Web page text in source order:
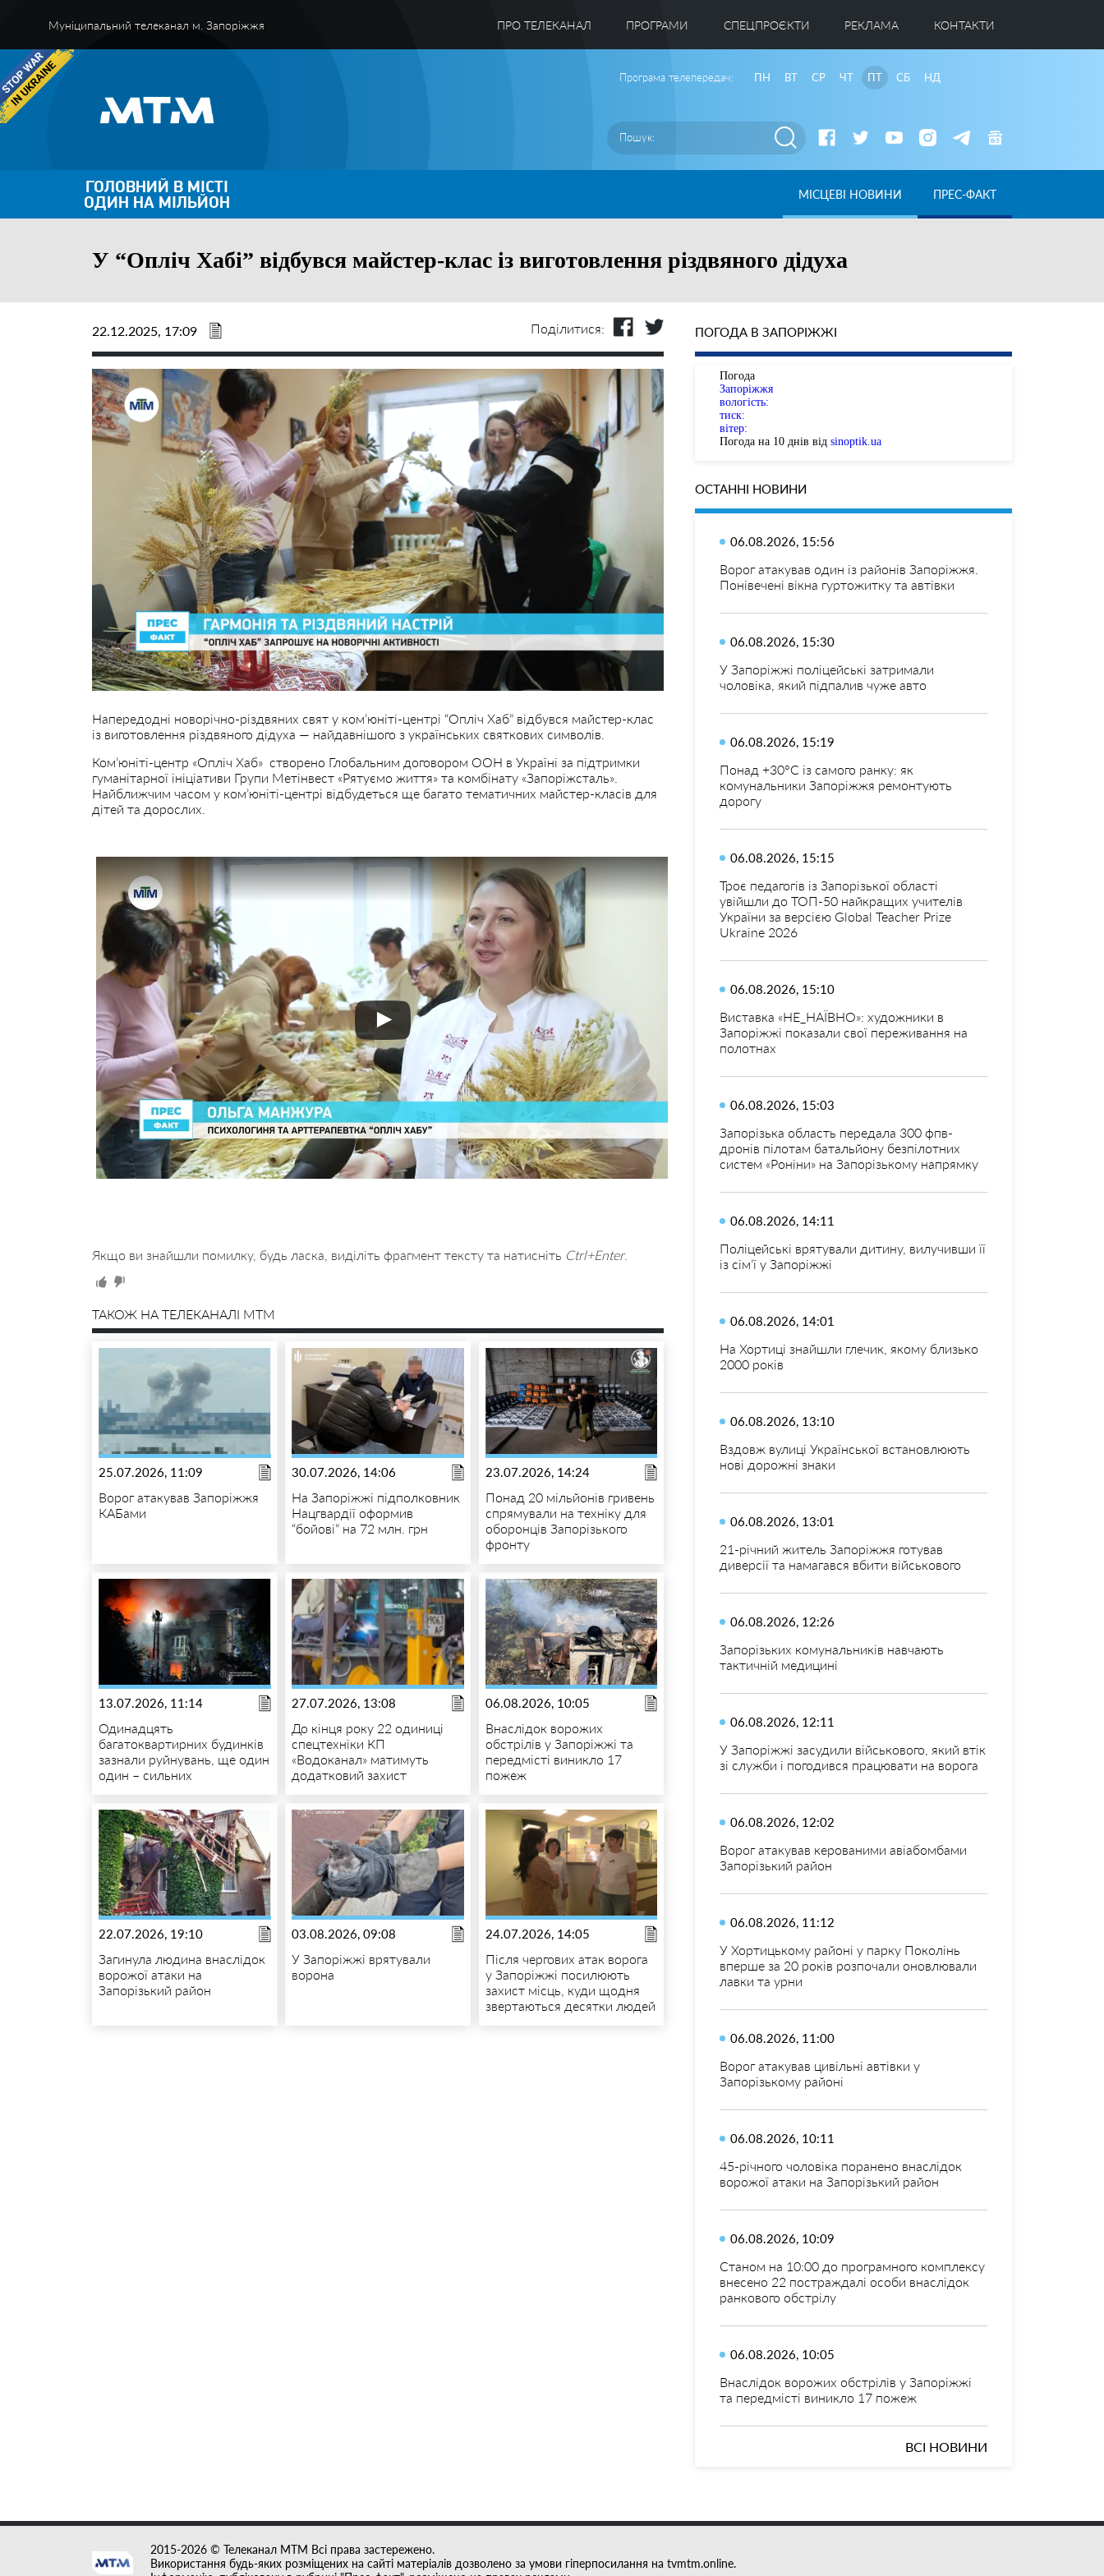
Муніципальний телеканал м. Запоріжжя ПРО ТЕЛЕКАНАЛ ПРОГРАМИ CПЕЦПРОЄКТИ РЕКЛАМА КОНТАКТИ
Програма телепередач: ПН ВТ СР ЧТ ПТ СБ НД
ГОЛОВНИЙ В МІСТІ
ОДИН НА МІЛЬЙОН МІСЦЕВІ НОВИНИ ПРЕС-ФАКТ
У “Опліч Хабі” відбувся майстер-клас із виготовлення різдвяного дідуха
22.12.2025, 17:09 Поділитися:
Напередодні новорічно-різдвяних свят у ком’юніті-центрі “Опліч Хаб” відбувся майстер-клас
із виготовлення різдвяного дідуха — найдавнішого з українських святкових символів.
Ком’юніті-центр «Опліч Хаб» створено Глобальним договором ООН в Україні за підтримки
гуманітарної ініціативи Групи Метінвест «Рятуємо життя» та комбінату «Запоріжсталь».
Найближчим часом у ком’юніті-центрі відбудеться ще багато тематичних майстер-класів для
дітей та дорослих.
Якщо ви знайшли помилку, будь ласка, виділіть фрагмент тексту та натисніть Ctrl+Enter.
ТАКОЖ НА ТЕЛЕКАНАЛІ MTM
25.07.2026, 11:09
Ворог атакував Запоріжжя
КАБами
30.07.2026, 14:06
На Запоріжжі підполковник
Нацгвардії оформив
“бойові” на 72 млн. грн
23.07.2026, 14:24
Понад 20 мільйонів гривень
спрямували на техніку для
оборонців Запорізького
фронту
13.07.2026, 11:14
Одинадцять
багатоквартирних будинків
зазнали руйнувань, ще один
один – сильних
27.07.2026, 13:08
До кінця року 22 одиниці
спецтехніки КП
«Водоканал» матимуть
додатковий захист
06.08.2026, 10:05
Внаслідок ворожих
обстрілів у Запоріжжі та
передмісті виникло 17
пожеж
22.07.2026, 19:10
Загинула людина внаслідок
ворожої атаки на
Запорізький район
03.08.2026, 09:08
У Запоріжжі врятували
ворона
24.07.2026, 14:05
Після чергових атак ворога
у Запоріжжі посилюють
захист місць, куди щодня
звертаються десятки людей
ПОГОДА В ЗАПОРІЖЖІ
Погода
Запоріжжя
вологість:
тиск:
вітер:
Погода на 10 днів від sinoptik.ua
ОСТАННІ НОВИНИ
06.08.2026, 15:56
Ворог атакував один із районів Запоріжжя.
Понівечені вікна гуртожитку та автівки
06.08.2026, 15:30
У Запоріжжі поліцейські затримали
чоловіка, який підпалив чуже авто
06.08.2026, 15:19
Понад +30°C із самого ранку: як
комунальники Запоріжжя ремонтують
дорогу
06.08.2026, 15:15
Троє педагогів із Запорізької області
увійшли до ТОП-50 найкращих учителів
України за версією Global Teacher Prize
Ukraine 2026
06.08.2026, 15:10
Виставка «НЕ_НАЇВНО»: художники в
Запоріжжі показали свої переживання на
полотнах
06.08.2026, 15:03
Запорізька область передала 300 фпв-
дронів пілотам батальйону безпілотних
систем «Роніни» на Запорізькому напрямку
06.08.2026, 14:11
Поліцейські врятували дитину, вилучивши її
із сім’ї у Запоріжжі
06.08.2026, 14:01
На Хортиці знайшли глечик, якому близько
2000 років
06.08.2026, 13:10
Вздовж вулиці Української встановлюють
нові дорожні знаки
06.08.2026, 13:01
21-річний житель Запоріжжя готував
диверсії та намагався вбити військового
06.08.2026, 12:26
Запорізьких комунальників навчають
тактичній медицині
06.08.2026, 12:11
У Запоріжжі засудили військового, який втік
зі служби і погодився працювати на ворога
06.08.2026, 12:02
Ворог атакував керованими авіабомбами
Запорізький район
06.08.2026, 11:12
У Хортицькому районі у парку Поколінь
вперше за 20 років розпочали оновлювали
лавки та урни
06.08.2026, 11:00
Ворог атакував цивільні автівки у
Запорізькому районі
06.08.2026, 10:11
45-річного чоловіка поранено внаслідок
ворожої атаки на Запорізький район
06.08.2026, 10:09
Станом на 10:00 до програмного комплексу
внесено 22 постраждалі особи внаслідок
ранкового обстрілу
06.08.2026, 10:05
Внаслідок ворожих обстрілів у Запоріжжі
та передмісті виникло 17 пожеж
ВСІ НОВИНИ
2015-2026 © Телеканал MTM Всі права застережено.
Використання будь-яких розміщених на сайті матеріалів дозволено за умови гіперпосилання на tvmtm.online.